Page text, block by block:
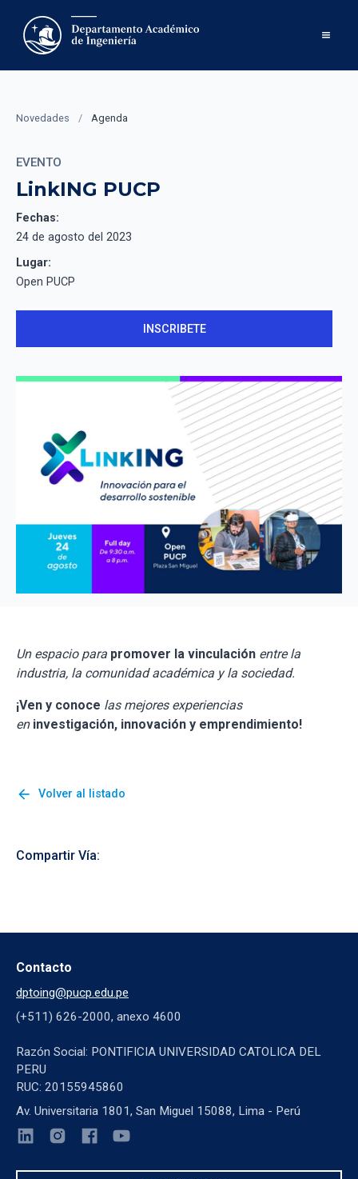
Novedades / Agenda
EVENTO
LinkING PUCP
Fechas:
24 de agosto del 2023
Lugar:
Open PUCP
INSCRIBETE
Un espacio para promover la vinculación entre la
industria, la comunidad académica y la sociedad.
¡Ven y conoce las mejores experiencias
en investigación, innovación y emprendimiento!
arrow_back Volver al listado
Compartir Vía:
Contacto
dptoing@pucp.edu.pe
(+511) 626-2000, anexo 4600
Razón Social: PONTIFICIA UNIVERSIDAD CATOLICA DEL
PERU
RUC: 20155945860
Av. Universitaria 1801, San Miguel 15088, Lima - Perú